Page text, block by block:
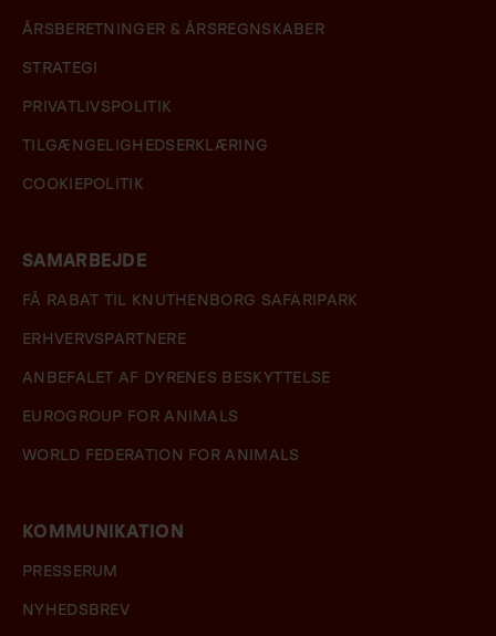
ÅRSBERETNINGER & ÅRSREGNSKABER
STRATEGI
PRIVATLIVSPOLITIK
TILGÆNGELIGHEDSERKLÆRING
COOKIEPOLITIK
SAMARBEJDE
FÅ RABAT TIL KNUTHENBORG SAFARIPARK
ERHVERVSPARTNERE
ANBEFALET AF DYRENES BESKYTTELSE
EUROGROUP FOR ANIMALS
WORLD FEDERATION FOR ANIMALS
KOMMUNIKATION
PRESSERUM
NYHEDSBREV